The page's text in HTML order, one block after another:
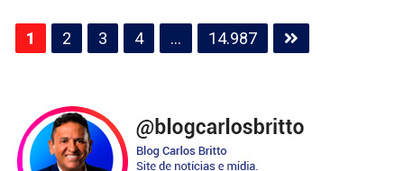
Paginação
de
1 2 3 4 … 14.987